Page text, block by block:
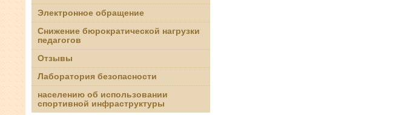
Электронное обращение
Снижение бюрократической нагрузки
педагогов
Отзывы
Лаборатория безопасности
населению об использовании
спортивной инфраструктуры